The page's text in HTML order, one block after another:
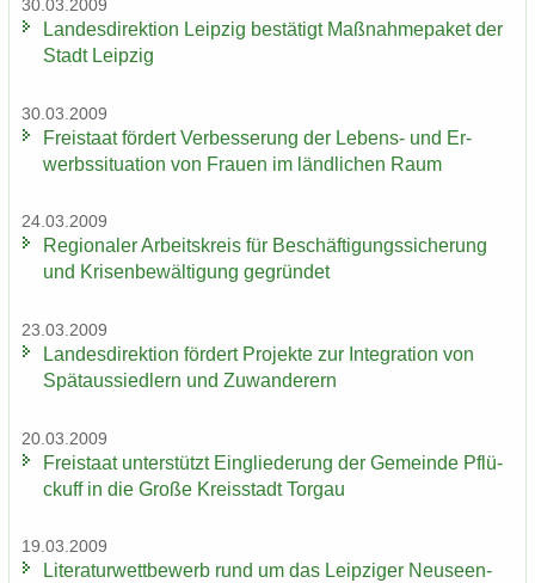
30.03.2009
Lan­des­di­rek­ti­on Leip­zig be­stä­tigt Maß­nah­me­pa­ket der
Stadt Leip­zig
30.03.2009
Frei­staat för­dert Ver­bes­se­rung der Lebens-​ und Er­
werbs­si­tua­ti­on von Frau­en im länd­li­chen Raum
24.03.2009
Re­gio­na­ler Ar­beits­kreis für Be­schäf­ti­gungs­si­che­rung
und Kri­sen­be­wäl­ti­gung ge­grün­det
23.03.2009
Lan­des­di­rek­ti­on för­dert Pro­jek­te zur In­te­gra­ti­on von
Spät­aus­sied­lern und Zu­wan­de­rern
20.03.2009
Frei­staat un­ter­stützt Ein­glie­de­rung der Ge­mein­de Pflü­
ckuff in die Große Kreis­stadt Tor­gau
19.03.2009
Li­te­ra­tur­wett­be­werb rund um das Leip­zi­ger Neu­seen­